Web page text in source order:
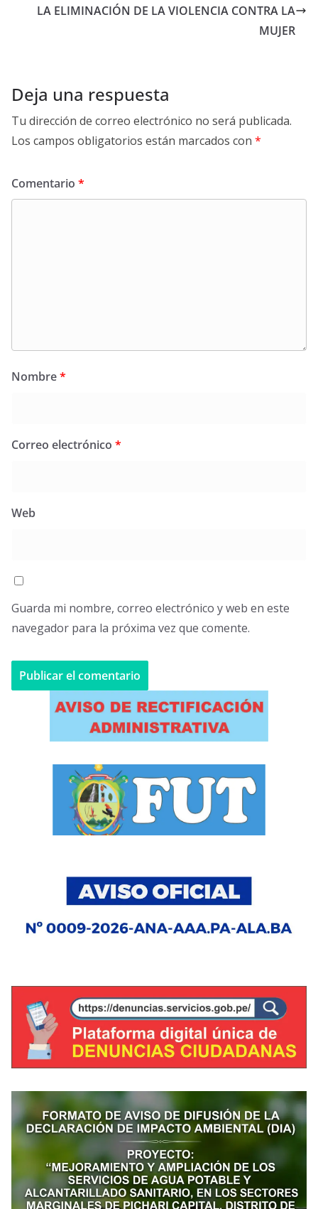
LA ELIMINACIÓN DE LA VIOLENCIA CONTRA LA
MUJER
Deja una respuesta
Tu dirección de correo electrónico no será publicada.
Los campos obligatorios están marcados con *
Comentario *
Nombre*
Correo electrónico *
Web
Guarda mi nombre, correo electrónico y web en este
navegador para la próxima vez que comente.